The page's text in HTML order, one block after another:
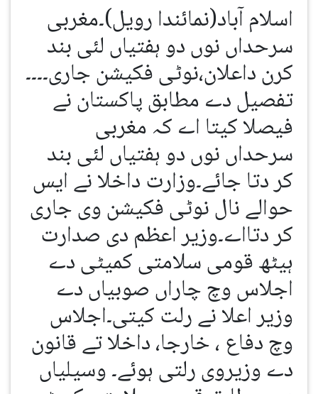
اسلام آباد(نمائندا رویل)۔مغربی
سرحداں نوں دو ہفتیاں لئی بند
کرن داعلان،نوٹی فکیشن جاری۔۔۔۔
تفصیل دے مطابق پاکستان نے
فیصلا کیتا اے کہ مغربی
سرحداں نوں دو ہفتیاں لئی بند
کر دتا جائے۔وزارت داخلا نے ایس
حوالے نال نوٹی فکیشن وی جاری
کر دتااے۔وزیر اعظم دی صدارت
ہیٹھ قومی سلامتی کمیٹی دے
اجلاس وچ چاراں صوبیاں دے
وزیر اعلا نے رلت کیتی۔اجلاس
وچ دفاع ، خارجا، داخلا تے قانون
دے وزیروی رلتی ہوئے۔ وسیلیاں